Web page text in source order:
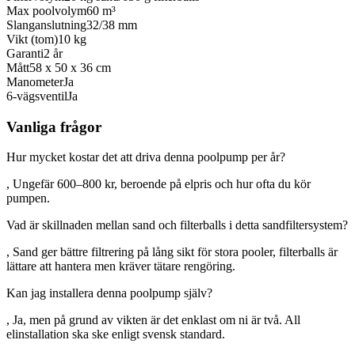
Max poolvolym60 m³
Slanganslutning32/38 mm
Vikt (tom)10 kg
Garanti2 år
Mått58 x 50 x 36 cm
ManometerJa
6-vägsventilJa
Vanliga frågor
Hur mycket kostar det att driva denna poolpump per år?
, Ungefär 600–800 kr, beroende på elpris och hur ofta du kör
pumpen.
Vad är skillnaden mellan sand och filterballs i detta sandfiltersystem?
, Sand ger bättre filtrering på lång sikt för stora pooler, filterballs är
lättare att hantera men kräver tätare rengöring.
Kan jag installera denna poolpump själv?
, Ja, men på grund av vikten är det enklast om ni är två. All
elinstallation ska ske enligt svensk standard.